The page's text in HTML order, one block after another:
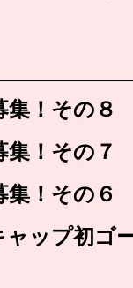
！その８
！その７
！その６
ップ初ゴ